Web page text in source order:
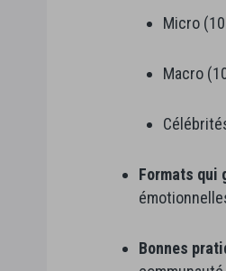
Micro
Macro
Formats qui
Bonnes